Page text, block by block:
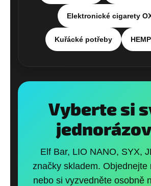
Elektronické cigarety
Kuřácké potřeby
Vyberte si
Elf Bar, LIO NANO, SYX,
značky skladem. Objednejte
nebo si vyzvedněte osobně